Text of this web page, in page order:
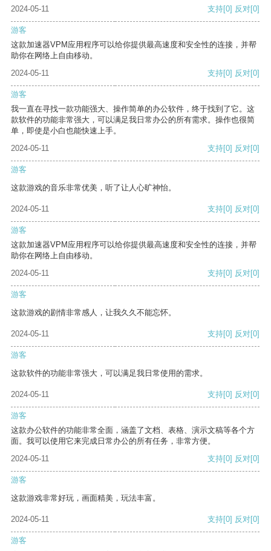
2024-05-11
支持[0] 反对[0]
游客
这款加速器VPM应用程序可以给你提供最高速度和安全性的连接，并帮
助你在网络上自由移动。
2024-05-11
支持[0] 反对[0]
游客
我一直在寻找一款功能强大、操作简单的办公软件，终于找到了它。这
款软件的功能非常强大，可以满足我日常办公的所有需求。操作也很简
单，即使是小白也能快速上手。
2024-05-11
支持[0] 反对[0]
游客
这款游戏的音乐非常优美，听了让人心旷神怡。
2024-05-11 支持[0] 反对[0]
游客
这款加速器VPM应用程序可以给你提供最高速度和安全性的连接，并帮
助你在网络上自由移动。
2024-05-11
支持[0] 反对[0]
游客
这款游戏的剧情非常感人，让我久久不能忘怀。
2024-05-11 支持[0] 反对[0]
游客
这款软件的功能非常强大，可以满足我日常使用的需求。
2024-05-11 支持[0] 反对[0]
游客
这款办公软件的功能非常全面，涵盖了文档、表格、演示文稿等各个方
面。我可以使用它来完成日常办公的所有任务，非常方便。
2024-05-11
支持[0] 反对[0]
游客
这款游戏非常好玩，画面精美，玩法丰富。
2024-05-11 支持[0] 反对[0]
游客